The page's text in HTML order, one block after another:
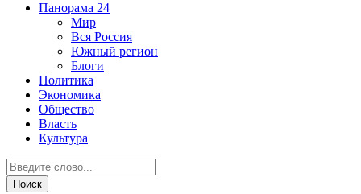
Панорама 24
Мир
Вся Россия
Южный регион
Блоги
Политика
Экономика
Общество
Власть
Культура